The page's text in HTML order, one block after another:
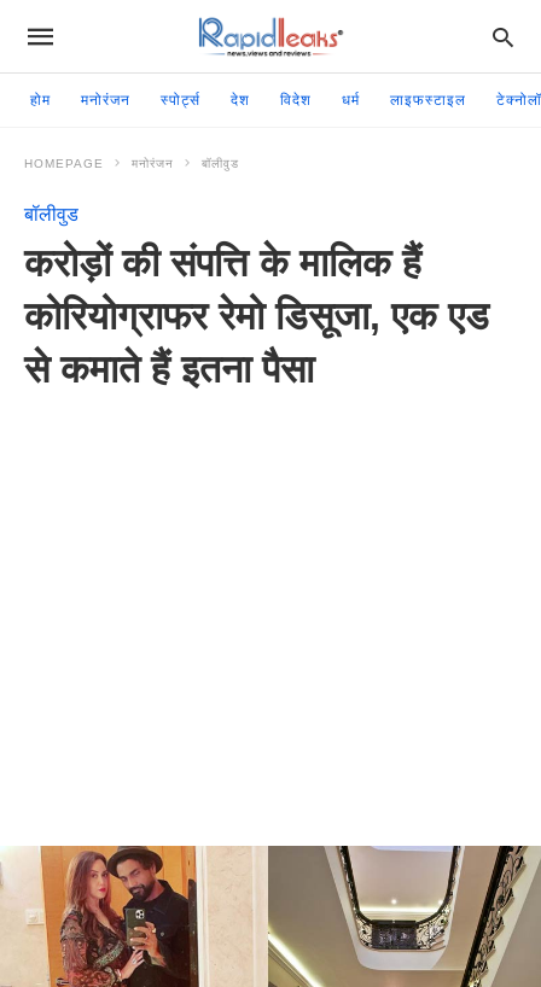
होम मनोरंजन स्पोर्ट्स देश विदेश धर्म लाइफस्टाइल
HOMEPAGE मनोरंजन बॉलीवुड
बॉलीवुड
करोड़ों की संपत्ति के मालिक हैं
कोरियोग्राफर रेमो डिसूजा, एक एड
से कमाते हैं इतना पैसा